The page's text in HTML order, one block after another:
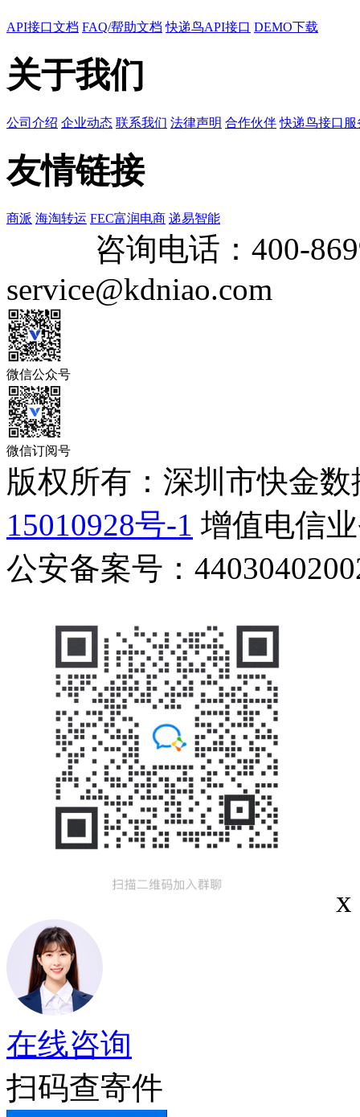
API接口文档 FAQ/帮助文档 快递鸟API接口 DEMO下载
关于我们
公司介绍 企业动态 联系我们 法律声明 合作伙伴 快递鸟接口服
友情链接
商派 海淘转运 FEC富润电商 递易智能
咨询电话： 400-
service@kdniao.com
微信公众号
微信订阅号
版权所有：深圳市快金
15010928号-1 增值电信
公安备案号：
x
在线咨询
扫码查寄件